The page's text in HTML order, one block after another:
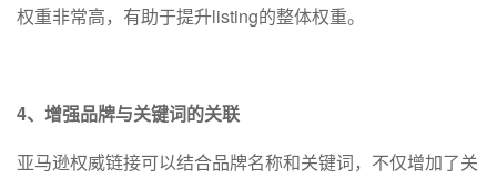
权重非常高，有助于提升listing的整体权重。
4、增强品牌与关键词的关联
亚马逊权威链接可以结合品牌名称和关键词，不仅增加了关